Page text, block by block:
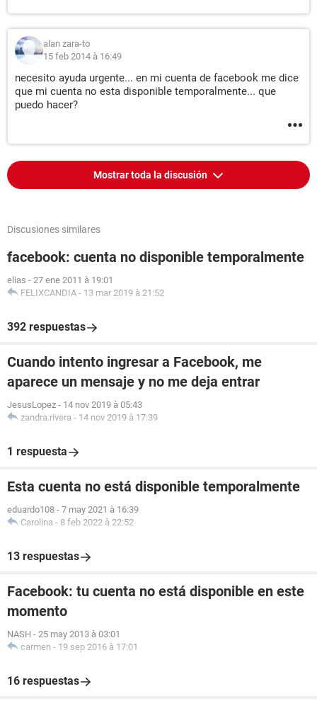
alan zara-to
15 feb 2014 à 16:49
necesito ayuda urgente... en mi cuenta de facebook me dice
que mi cuenta no esta disponible temporalmente... que
puedo hacer?
Mostrar toda la discusión
Discusiones similares
facebook: cuenta no disponible temporalmente
elias - 27 ene 2011 à 19:01
FELIXCANDIA - 13 mar 2019 à 21:52
392 respuestas
Cuando intento ingresar a Facebook, me
aparece un mensaje y no me deja entrar
JesusLopez - 14 nov 2019 à 05:43
zandra.rivera - 14 nov 2019 à 17:39
1 respuesta
Esta cuenta no está disponible temporalmente
eduardo108 - 7 may 2021 à 16:39
Carolina - 8 feb 2022 à 22:52
13 respuestas
Facebook: tu cuenta no está disponible en este
momento
NASH - 25 may 2013 à 03:01
carmen - 19 sep 2016 à 17:01
16 respuestas